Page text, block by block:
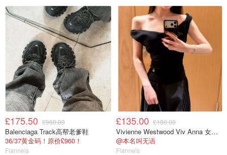
£175.50 £960.00
Balenciaga Track高帮老爹鞋
36/37黄金码！原价£960！
Flannels
£135.00 £180.00
Vivienne Westwood Viv Anna 女士背心
@本名叫无语
Flannels